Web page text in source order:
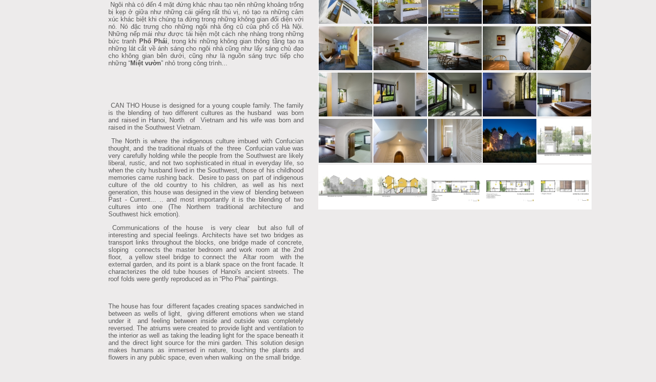
Ngôi nhà có đến 4 mặt đứng khác nhau tạo nên những khoảng trống
bị kẹp ở giữa như những cái giếng rất thú vị, nó tạo ra những cảm
xúc khác biệt khi chúng ta đứng trong những không gian đối diện với
nó. Nó đặc trưng cho những ngôi nhà ống cũ của phố cổ Hà Nội.
Những nếp mái như được tái hiện một cách nhẹ nhàng trong những
bức tranh Phố Phái , trong khi những không gian thông tầng tạo ra
những lát cắt về ánh sáng cho ngôi nhà cũng như lấy sáng chủ đạo
cho không gian bên dưới, cũng như là nguồn sáng trực tiếp cho
những “Miệt vườn” nhỏ trong công trình...
CAN THO House is designed for a young couple family. The family
is the blending of two different cultures as the husband was born
and raised in Hanoi, North of Vietnam and his wife was born and
raised in the Southwest Vietnam.
The North is where the indigenous culture imbued with Confucian
thought, and the traditional rituals of the three Confucian value was
very carefully holding while the people from the Southwest are likely
liberal, rustic, and not two sophisticated in ritual in everyday life, so
when the city husband lived in the Southwest, those of his childhood
memories came rushing back. Desire to pass on part of indigenous
culture of the old country to his children, as well as his next
generation, this house was designed in the view of blending between
Past - Current... .. and most importantly it is the blending of two
cultures into one (The Northern traditional architecture and
Southwest hick emotion).
Communications of the house is very clear but also full of
interesting and special feelings. Architects have set two bridges as
transport links throughout the blocks, one bridge made of concrete,
sloping connects the master bedroom and work room at the 2nd
floor, a yellow steel bridge to connect the Altar room with the
external garden, and its point is a blank space on the front facade. It
characterizes the old tube houses of Hanoi's ancient streets. The
roof folds were gently reproduced as in “Pho Phai” paintings.
The house has four different façades creating spaces sandwiched in
between as wells of light, giving different emotions when we stand
under it and feeling between inside and outside was completely
reversed. The atriums were created to provide light and ventilation to
the interior as well as taking the leading light for the space beneath it
and the direct light source for the mini garden. This solution design
makes humans as immersed in nature, touching the plants and
flowers in any public space, even when walking on the small bridge.